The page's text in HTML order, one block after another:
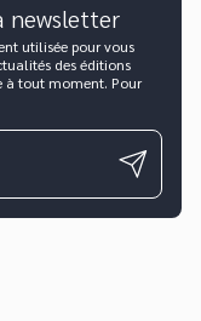
newsletter
utilisée pour vous
des éditions
à tout moment. Pour